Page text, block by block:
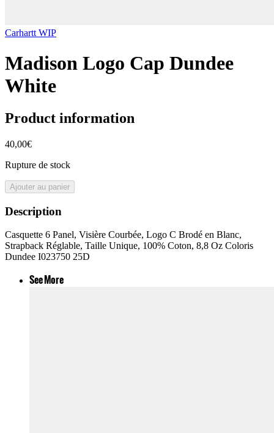
Carhartt WIP
Madison Logo Cap Dundee
White
Product information
40,00€
Rupture de stock
Ajouter au panier
Description
Casquette 6 Panel, Visière Courbée, Logo C Brodé en Blanc,
Strapback Réglable, Taille Unique, 100% Coton, 8,8 Oz Coloris
Dundee I023750 25D
See More